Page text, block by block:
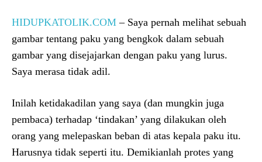
HIDUPKATOLIK.COM – Saya pernah melihat sebuah
gambar tentang paku yang bengkok dalam sebuah
gambar yang disejajarkan dengan paku yang lurus.
Saya merasa tidak adil.
Inilah ketidakadilan yang saya (dan mungkin juga
pembaca) terhadap ‘tindakan’ yang dilakukan oleh
orang yang melepaskan beban di atas kepala paku itu.
Harusnya tidak seperti itu. Demikianlah protes yang